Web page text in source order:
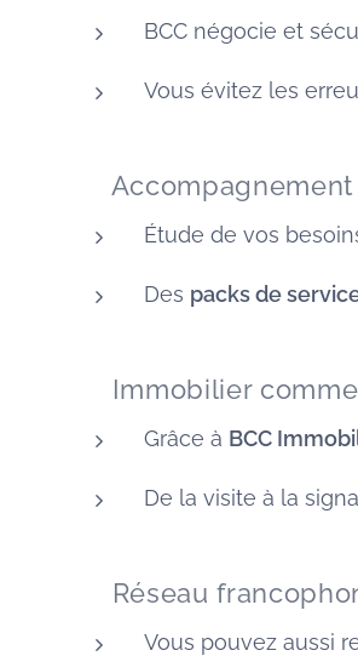
BCC négocie et
Vous évitez les
🧭
Étude de vos
Des packs de
🏠 Immobilier
Grâce à BCC
De la visite à la
🌐 Réseau
Vous pouvez aussi